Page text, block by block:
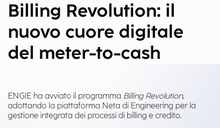
Billing Revolution: il
nuovo cuore digitale
del meter-to-cash
ENGIE ha avviato il programma Billing Revolution,
adottando la piattaforma Neta di Engineering per la
gestione integrata dei processi di billing e credito.